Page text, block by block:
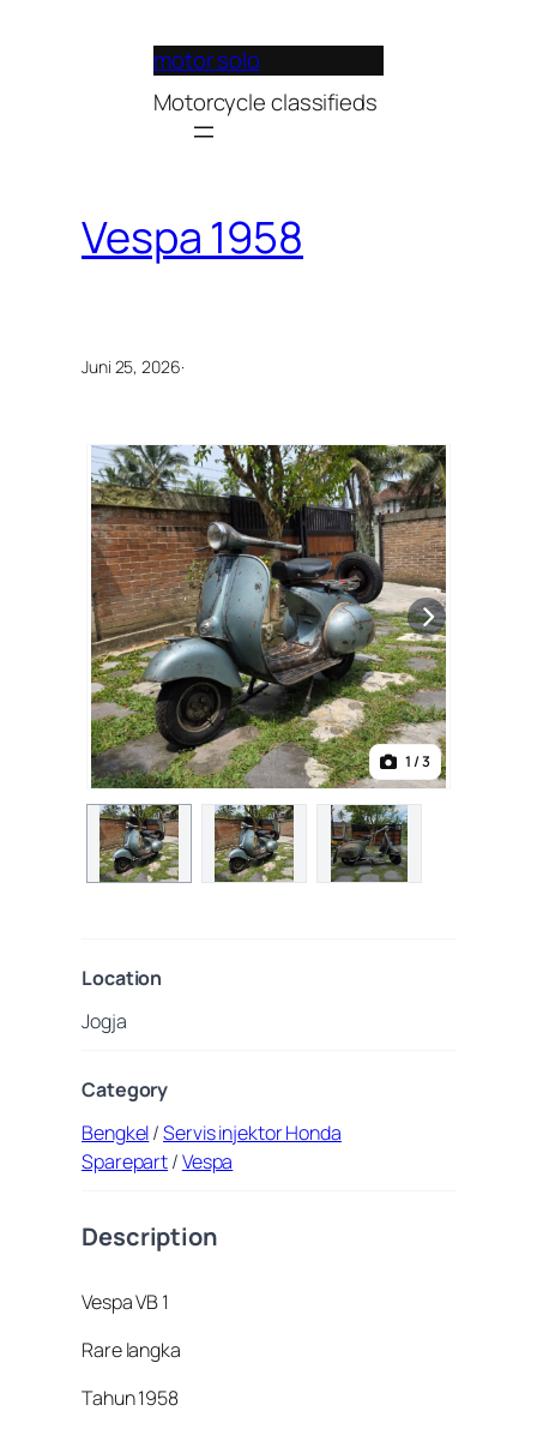
motor solo
Motorcycle classifieds
Vespa 1958
Juni 25, 2026·
1/ 3
Location
Jogja
Category
Bengkel/Servis injektor Honda
Sparepart/Vespa
Description
Vespa VB 1
Rare langka
Tahun 1958